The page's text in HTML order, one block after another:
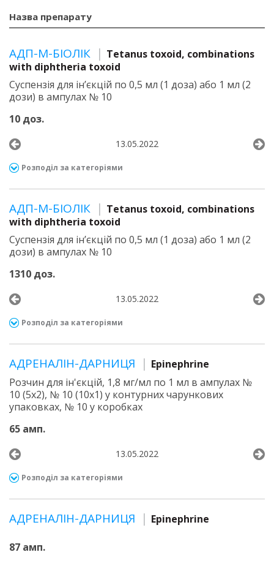
Назва препарату
АДП-М-БІОЛІК
Tetanus toxoid, combinations
with diphtheria toxoid
Суспензія для ін’єкцій по 0,5 мл (1 доза) або 1 мл (2
дози) в ампулах № 10
10 доз.
13.05.2022
Розподіл за категоріями
АДП-М-БІОЛІК
Tetanus toxoid, combinations
with diphtheria toxoid
Суспензія для ін’єкцій по 0,5 мл (1 доза) або 1 мл (2
дози) в ампулах № 10
1310 доз.
13.05.2022
Розподіл за категоріями
АДРЕНАЛІН-ДАРНИЦЯ
Epinephrine
Розчин для ін'єкцій, 1,8 мг/мл по 1 мл в ампулах №
10 (5х2), № 10 (10х1) у контурних чарункових
упаковках, № 10 у коробках
65 амп.
13.05.2022
Розподіл за категоріями
АДРЕНАЛІН-ДАРНИЦЯ Epinephrine
87 амп.